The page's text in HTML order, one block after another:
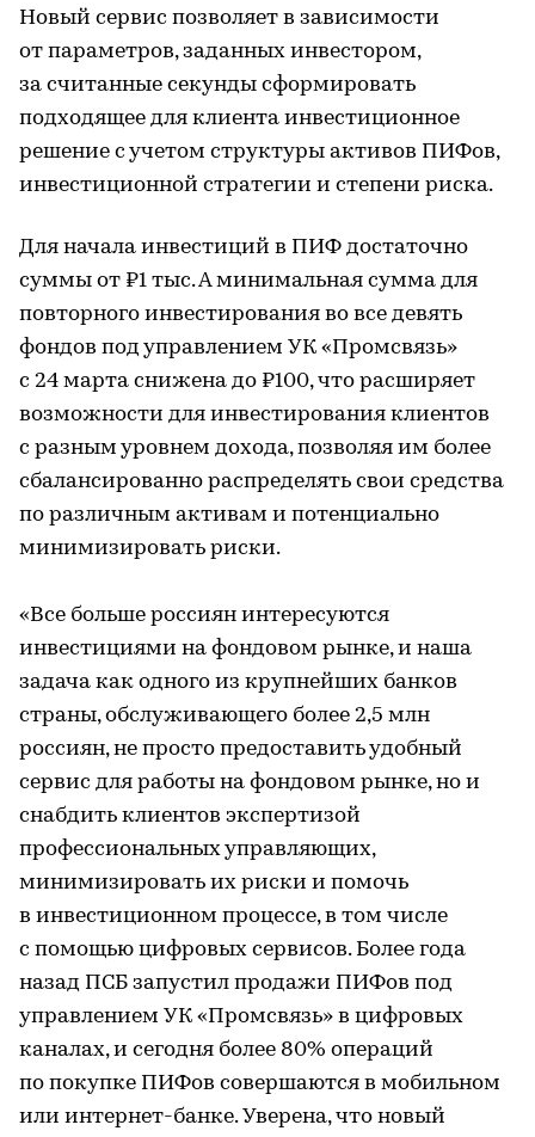
Новый сервис позволяет в зависимости
от параметров, заданных инвестором,
за считанные секунды сформировать
подходящее для клиента инвестиционное
решение с учетом структуры активов ПИФов,
инвестиционной стратегии и степени риска.
Для начала инвестиций в ПИФ достаточно
суммы от ₽1 тыс. А минимальная сумма для
повторного инвестирования во все девять
фондов под управлением УК «Промсвязь»
с 24 марта снижена до ₽100, что расширяет
возможности для инвестирования клиентов
с разным уровнем дохода, позволяя им более
сбалансированно распределять свои средства
по различным активам и потенциально
минимизировать риски.
«Все больше россиян интересуются
инвестициями на фондовом рынке, и наша
задача как одного из крупнейших банков
страны, обслуживающего более 2,5 млн
россиян, не просто предоставить удобный
сервис для работы на фондовом рынке, но и
снабдить клиентов экспертизой
профессиональных управляющих,
минимизировать их риски и помочь
в инвестиционном процессе, в том числе
с помощью цифровых сервисов. Более года
назад ПСБ запустил продажи ПИФов под
управлением УК «Промсвязь» в цифровых
каналах, и сегодня более 80% операций
по покупке ПИФов совершаются в мобильном
или интернет-банке. Уверена, что новый